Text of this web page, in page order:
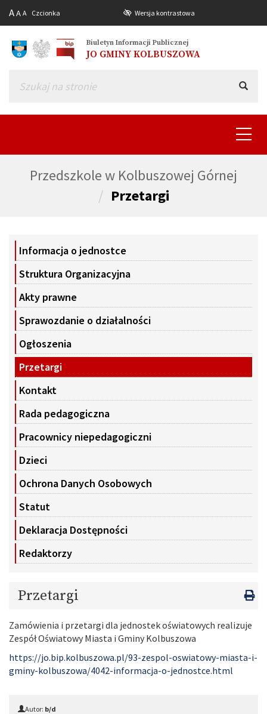
AA A Czcionka Wersja kontrastowa
Biuletyn Informacji Publicznej
JO GMINY KOLBUSZOWA
Toggle
Przedszkole w Kolbuszowej Górnej
Przetargi
Informacja o jednostce
Struktura Organizacyjna
Akty prawne
Sprawozdanie o działalności
Ogłoszenia
Przetargi
Kontakt
Rada pedagogiczna
Pracownicy niepedagogiczni
Dzieci
Ochrona Danych Osobowych
Statut
Deklaracja Dostępności
Redaktorzy
Przetargi
Zamówienia i przetargi dla jednostek oświatowych realizuje
Zespół Oświatowy Miasta i Gminy Kolbuszowa
https://jo.bip.kolbuszowa.pl/93-zespol-oswiatowy-miasta-i-
gminy-kolbuszowa/4042-informacja-o-jednostce.html
Autor: b/d